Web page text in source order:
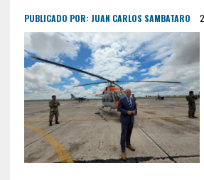
PUBLICADO POR: JUAN CARLOS SAMBATARO